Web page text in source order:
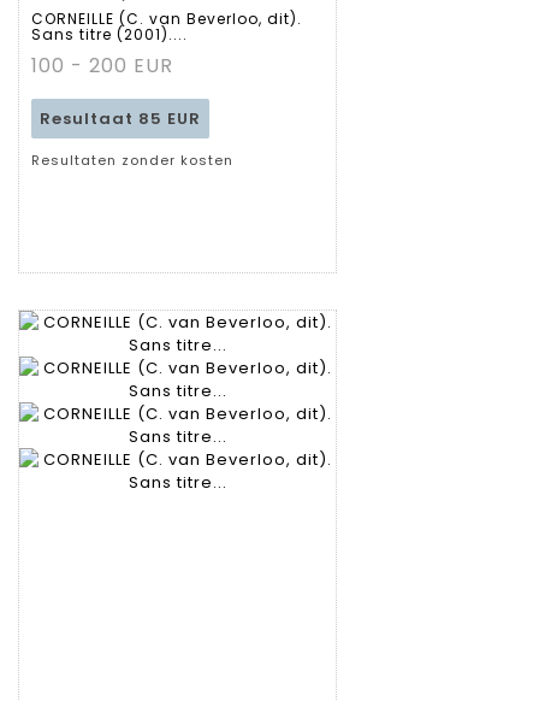
Gedetailleerde
fiche
CORNEILLE (C. van Beverloo, dit).
Sans titre (2001)....
100 - 200 EUR
Resultaat 85 EUR
Resultaten zonder kosten